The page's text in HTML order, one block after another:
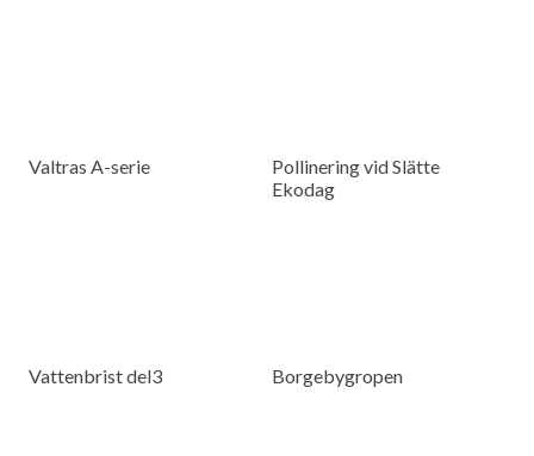
Valtras A-serie
Pollinering vid Slätte
Ekodag
Vattenbrist del3 Borgebygropen